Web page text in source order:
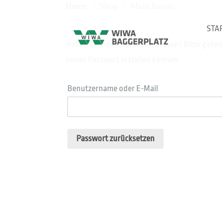
Haben Sie Ihr Passwort vergessen? Bitte
Benutzername oder E-Mail
Passwort zurücksetzen